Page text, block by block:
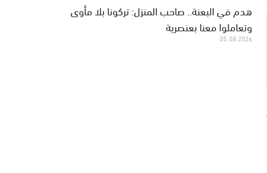
هدم في البعنة.. صاحب المنزل: تركونا بلا مأوى
وتعاملوا معنا بعنصرية
05.08.2026